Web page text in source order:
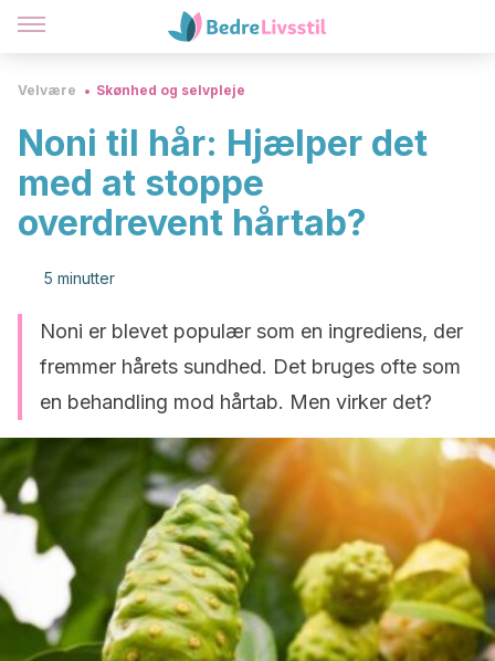
Velvære Skønhed og selvpleje
Noni til hår: Hjælper det
med at stoppe
overdrevent hårtab?
5 minutter
Noni er blevet populær som en ingrediens, der
fremmer hårets sundhed. Det bruges ofte som
en behandling mod hårtab. Men virker det?